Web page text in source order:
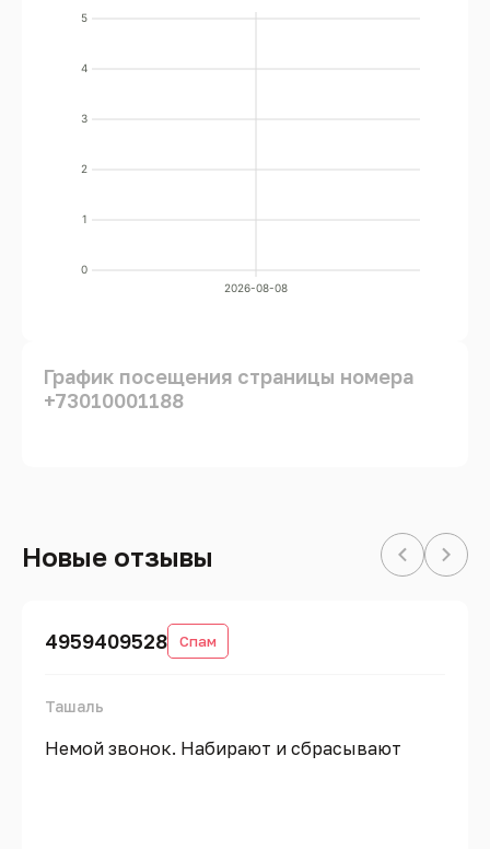
0
1
2
3
4
5
2026-08-08
График посещения страницы номера
+73010001188
Новые отзывы
4959409528 Спам
Ташаль
Немой звонок. Набирают и сбрасывают